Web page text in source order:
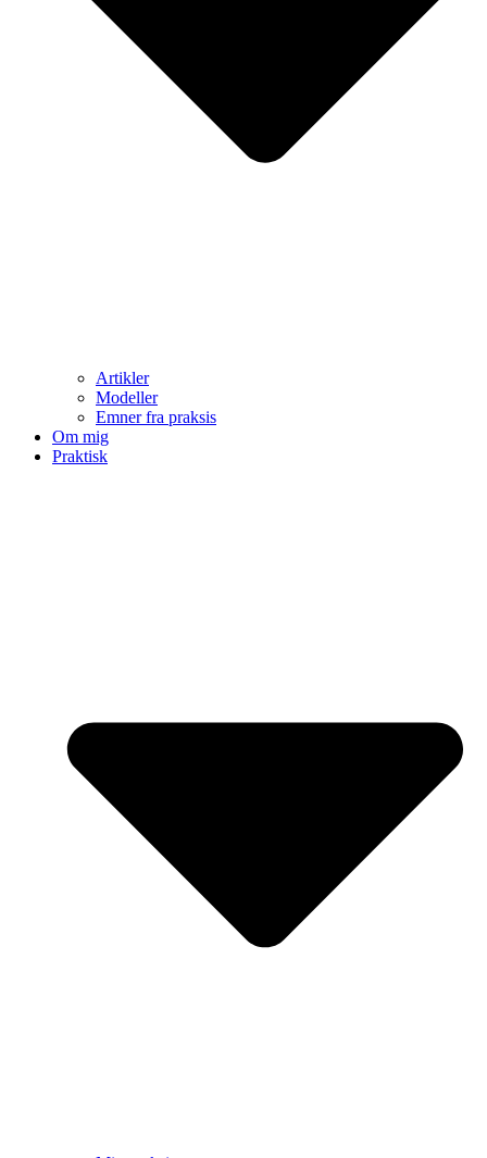
Artikler
Modeller
Emner fra praksis
Om mig
Praktisk